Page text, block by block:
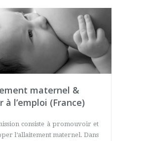
maternel &
à l’emploi (France)
consiste à promouvoir et
l’allaitement maternel. Dans